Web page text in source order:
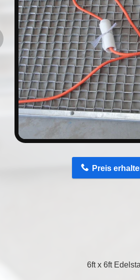
Preis
6ft x 6ft